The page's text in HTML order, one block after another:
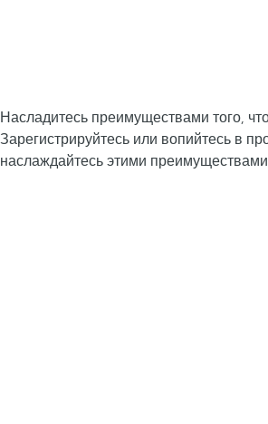
Насладитесь преимуществами того,
Зарегистрируйтесь или вопийтесь в
наслаждайтесь этими